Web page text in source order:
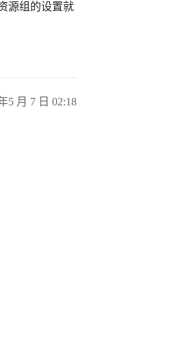
源组的设置就
5 月 7 日 02:18